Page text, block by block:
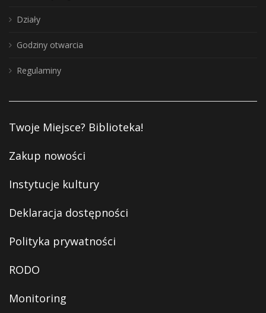
Działy
Godziny otwarcia
Regulaminy
Twoje Miejsce? Biblioteka!
Zakup nowości
Instytucje kultury
Deklaracja dostępności
Polityka prywatności
RODO
Monitoring